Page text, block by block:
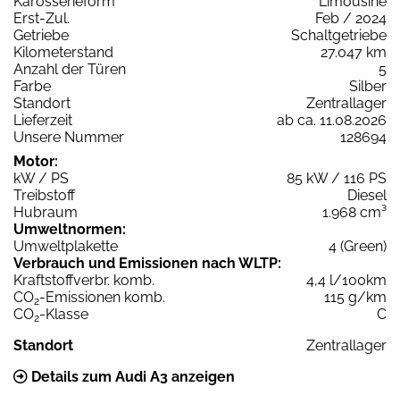
Erst-Zul.
Feb / 2024
Getriebe
Schaltgetriebe
Kilometerstand
27.047 km
Anzahl der Türen
5
Farbe
Silber
Standort
Zentrallager
Lieferzeit
ab ca. 11.08.2026
Unsere Nummer
128694
Motor:
kW / PS
85 kW / 116 PS
Treibstoff
Diesel
Hubraum
1.968 cm³
Umweltnormen:
Umweltplakette
4 (Green)
Verbrauch und Emissionen nach WLTP:
Kraftstoffverbr. komb.
4,4 l/100km
CO2-Emissionen komb.
115 g/km
CO2-Klasse
C
Standort
Zentrallager
Details zum Audi A3 anzeigen